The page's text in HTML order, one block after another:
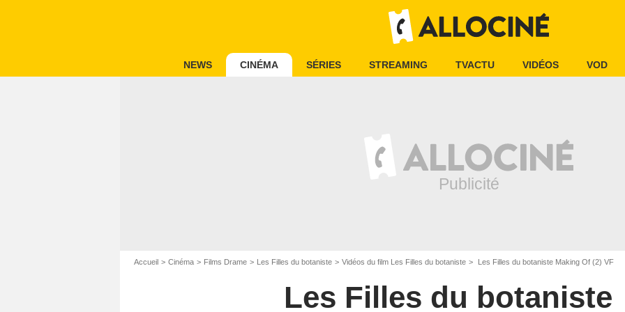
NEWS CINÉMA SÉRIES STREAMING TVACTU VIDÉOS VOD
Accueil Cinéma Films Drame Les Filles du botaniste Vidéos du film Les Filles du botaniste Les Filles du botaniste Making Of (2) VF
Les Filles du botaniste